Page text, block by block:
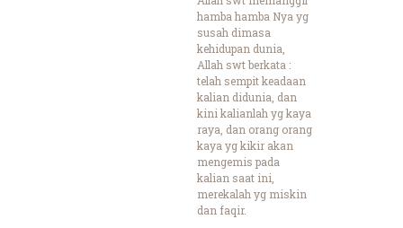
hamba hamba Nya yg
susah dimasa
kehidupan dunia,
Allah swt berkata :
telah sempit keadaan
kalian didunia, dan
kini kalianlah yg kaya
raya, dan orang orang
kaya yg kikir akan
mengemis pada
kalian saat ini,
merekalah yg miskin
dan faqir.